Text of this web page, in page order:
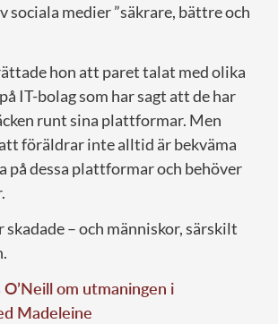
sociala medier ”säkrare, bättre och
hon att paret talat med olika
IT-bolag som har sagt att de har
runt sina plattformar. Men
föräldrar inte alltid är bekväma
på dessa plattformar och behöver
– och människor, särskilt
O’Neill om utmaningen i
Madeleine